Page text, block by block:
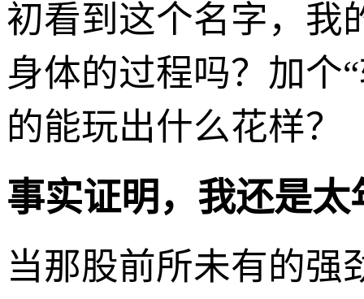
初看到这个名字，我
身体的过程吗？加个
的能玩出什么花样？
事实证明，我还是太
当那股前所未有的强